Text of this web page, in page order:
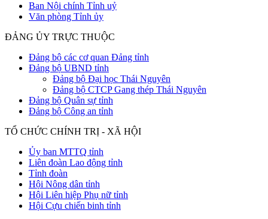
Ban Nội chính Tỉnh uỷ
Văn phòng Tỉnh ủy
ĐẢNG ỦY TRỰC THUỘC
Đảng bộ các cơ quan Đảng tỉnh
Đảng bộ UBND tỉnh
Đảng bộ Đại học Thái Nguyên
Đảng bộ CTCP Gang thép Thái Nguyên
Đảng bộ Quân sự tỉnh
Đảng bộ Công an tỉnh
TỔ CHỨC CHÍNH TRỊ - XÃ HỘI
Ủy ban MTTQ tỉnh
Liên đoàn Lao động tỉnh
Tỉnh đoàn
Hội Nông dân tỉnh
Hội Liên hiệp Phụ nữ tỉnh
Hội Cựu chiến binh tỉnh